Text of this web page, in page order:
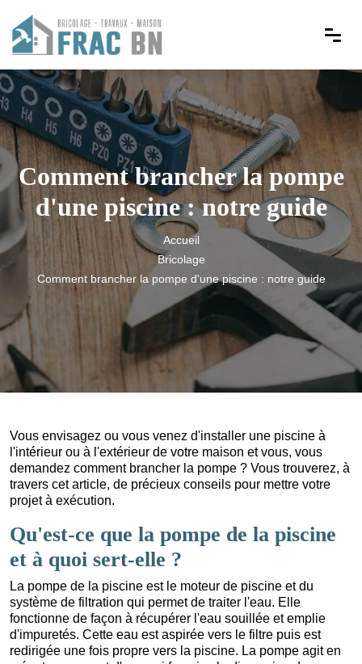
Comment brancher la pompe
d'une piscine : notre guide
Accueil
Bricolage
Comment brancher la pompe d'une piscine : notre guide
Vous envisagez ou vous venez d'installer une piscine à
l'intérieur ou à l'extérieur de votre maison et vous, vous
demandez comment brancher la pompe ? Vous trouverez, à
travers cet article, de précieux conseils pour mettre votre
projet à exécution.
Qu'est-ce que la pompe de la piscine
et à quoi sert-elle ?
La pompe de la piscine est le moteur de piscine et du
système de filtration qui permet de traiter l'eau. Elle
fonctionne de façon à récupérer l'eau souillée et emplie
d'impuretés. Cette eau est aspirée vers le filtre puis est
redirigée une fois propre vers la piscine. La pompe agit en